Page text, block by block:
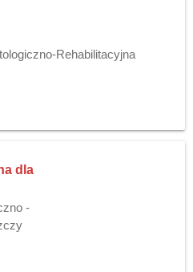
Rehabilitacyjna
dla
-